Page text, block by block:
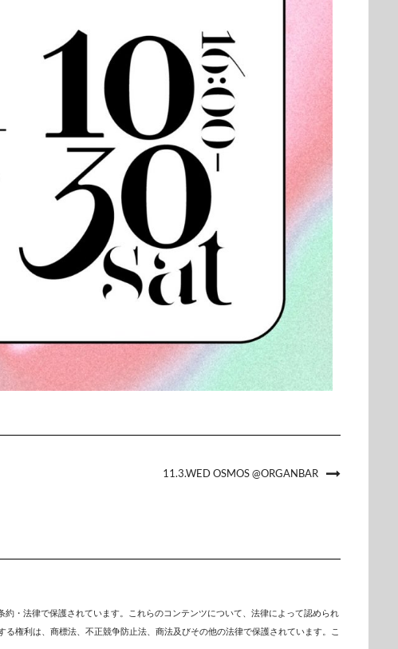
11.3.WED OSMOS @ORGANBAR
約・法律で保護されています。これらのコンテンツについて、法律によって認められ
権利は、商標法、不正競争防止法、商法及びその他の法律で保護されています。こ